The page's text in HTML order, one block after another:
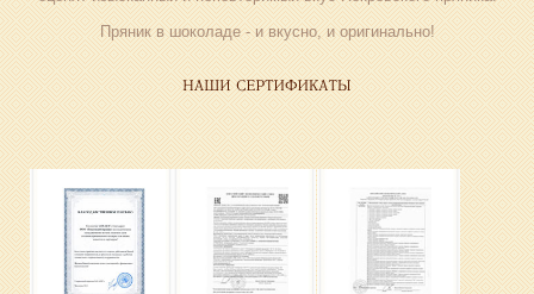
Пряник в шоколаде - и вкусно, и оригинально!